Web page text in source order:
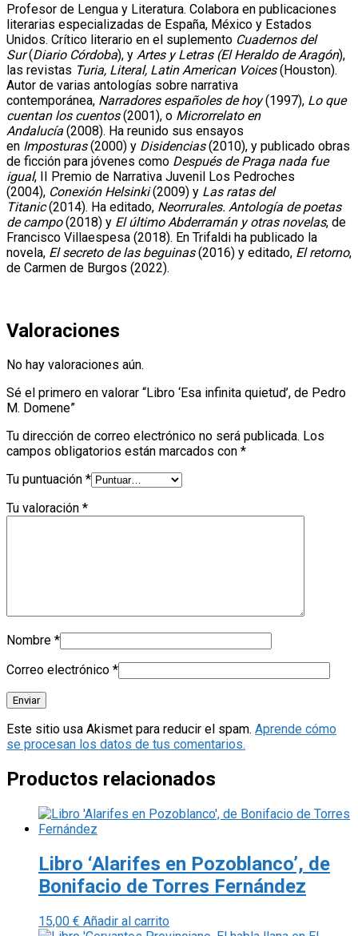
Profesor de Lengua y Literatura. Colabora en publicaciones
literarias especializadas de España, México y Estados
Unidos. Crítico literario en el suplemento Cuadernos del
Sur(Diario Córdoba), y Artes y Letras (El Heraldo de Aragón),
las revistas Turia, Literal, Latin American Voices(Houston).
Autor de varias antologías sobre narrativa
contemporánea, Narradores españoles de hoy(1997), Lo que
cuentan los cuentos(2001), o Microrrelato en
Andalucía (2008). Ha reunido sus ensayos
en Imposturas(2000) y Disidencias(2010), y publicado obras
de ficción para jóvenes como Después de Praga nada fue
igual, II Premio de Narrativa Juvenil Los Pedroches
(2004), Conexión Helsinki(2009) y Las ratas del
Titanic(2014). Ha editado, Neorrurales. Antología de poetas
de campo(2018) y El último Abderramán y otras novelas, de
Francisco Villaespesa (2018). En Trifaldi ha publicado la
novela, El secreto de las beguinas(2016) y editado, El retorno,
de Carmen de Burgos (2022).
Valoraciones
No hay valoraciones aún.
Sé el primero en valorar “Libro ‘Esa infinita quietud’, de Pedro
M. Domene”
Tu dirección de correo electrónico no será publicada. Los
campos obligatorios están marcados con *
Tu puntuación *
Tu valoración *
Nombre *
Correo electrónico *
Este sitio usa Akismet para reducir el spam. Aprende cómo
se procesan los datos de tus comentarios.
Productos relacionados
Libro ‘Alarifes en Pozoblanco’, de
Bonifacio de Torres Fernández
15,00 € Añadir al carrito